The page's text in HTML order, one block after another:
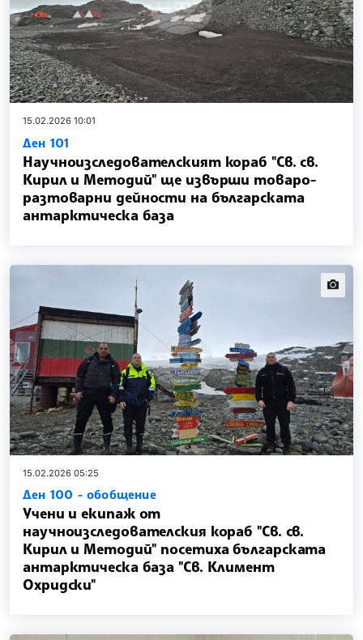
15.02.2026 10:01
Ден 101
Научноизследователският кораб "Св. св.
Кирил и Методий" ще извърши товаро-
разтоварни дейности на българската
антарктическа база
15.02.2026 05:25
Ден 100 - обобщение
Учени и екипаж от
научноизследователския кораб "Св. св.
Кирил и Методий" посетиха българската
антарктическа база "Св. Климент
Охридски"